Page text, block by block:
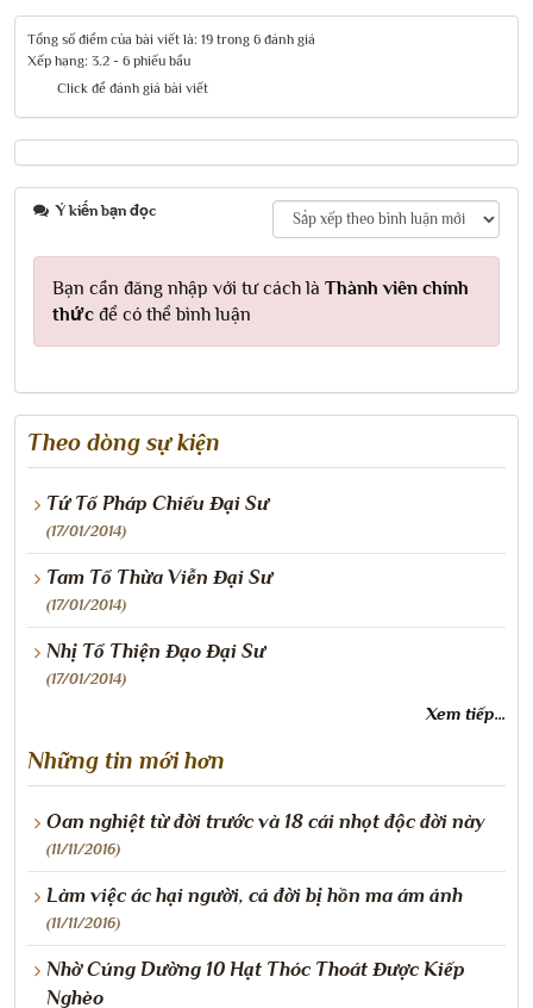
Tổng số điểm của bài viết là: 19 trong 6 đánh giá
Xếp hạng: 3.2 - 6 phiếu bầu
Click để đánh giá bài viết
Ý kiến bạn đọc
Bạn cần đăng nhập với tư cách là Thành viên chính
thức để có thể bình luận
Theo dòng sự kiện
Tứ Tổ Pháp Chiếu Đại Sư
(17/01/2014)
Tam Tổ Thừa Viễn Đại Sư
(17/01/2014)
Nhị Tổ Thiện Đạo Đại Sư
(17/01/2014)
Xem tiếp...
Những tin mới hơn
Oan nghiệt từ đời trước và 18 cái nhọt độc đời này
(11/11/2016)
Làm việc ác hại người, cả đời bị hồn ma ám ảnh
(11/11/2016)
Nhờ Cúng Dường 10 Hạt Thóc Thoát Được Kiếp
Nghèo